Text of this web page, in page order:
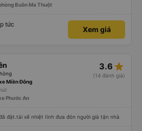
Buôn Ma Thuột
tức
Xem giá
3.6 star_rate
(14 đánh giá)
Miền Đông
Phước An
đặt.tài xế nhiệt tình đưa đón người già tận nhà